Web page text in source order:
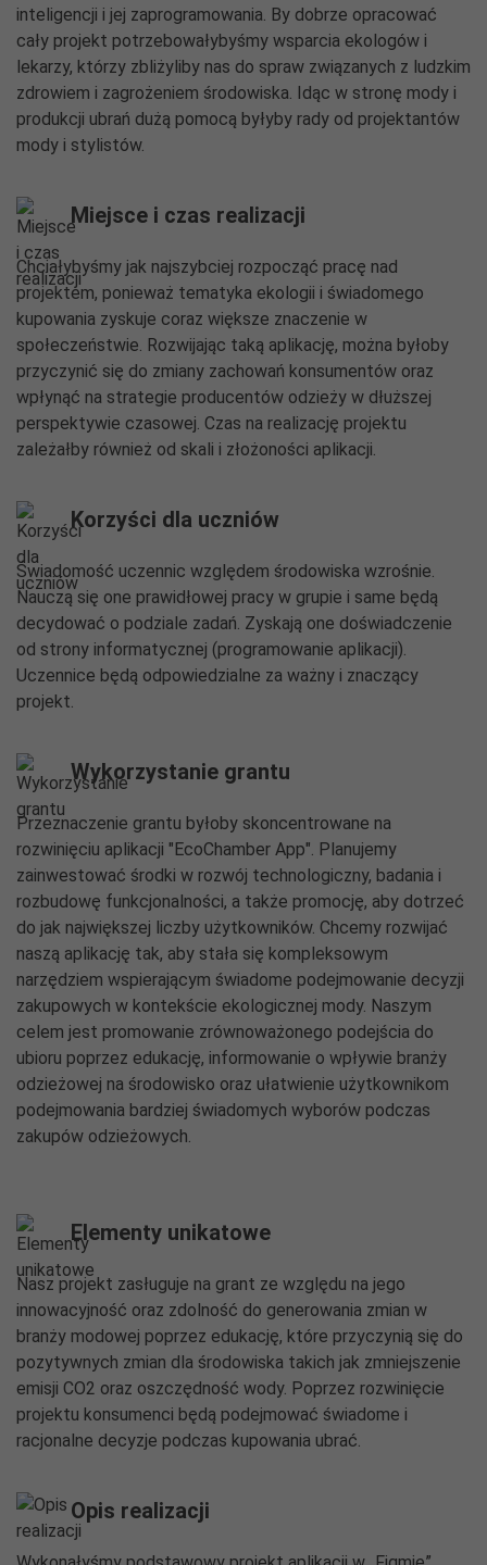
inteligencji i jej zaprogramowania. By dobrze opracować
cały projekt potrzebowałybyśmy wsparcia ekologów i
lekarzy, którzy zbliżyliby nas do spraw związanych z ludzkim
zdrowiem i zagrożeniem środowiska. Idąc w stronę mody i
produkcji ubrań dużą pomocą byłyby rady od projektantów
mody i stylistów.
Miejsce i czas realizacji
Chciałybyśmy jak najszybciej rozpocząć pracę nad
projektem, ponieważ tematyka ekologii i świadomego
kupowania zyskuje coraz większe znaczenie w
społeczeństwie. Rozwijając taką aplikację, można byłoby
przyczynić się do zmiany zachowań konsumentów oraz
wpłynąć na strategie producentów odzieży w dłuższej
perspektywie czasowej. Czas na realizację projektu
zależałby również od skali i złożoności aplikacji.
Korzyści dla uczniów
Świadomość uczennic względem środowiska wzrośnie.
Nauczą się one prawidłowej pracy w grupie i same będą
decydować o podziale zadań. Zyskają one doświadczenie
od strony informatycznej (programowanie aplikacji).
Uczennice będą odpowiedzialne za ważny i znaczący
projekt.
Wykorzystanie grantu
Przeznaczenie grantu byłoby skoncentrowane na
rozwinięciu aplikacji "EcoChamber App". Planujemy
zainwestować środki w rozwój technologiczny, badania i
rozbudowę funkcjonalności, a także promocję, aby dotrzeć
do jak największej liczby użytkowników. Chcemy rozwijać
naszą aplikację tak, aby stała się kompleksowym
narzędziem wspierającym świadome podejmowanie decyzji
zakupowych w kontekście ekologicznej mody. Naszym
celem jest promowanie zrównoważonego podejścia do
ubioru poprzez edukację, informowanie o wpływie branży
odzieżowej na środowisko oraz ułatwienie użytkownikom
podejmowania bardziej świadomych wyborów podczas
zakupów odzieżowych.
Elementy unikatowe
Nasz projekt zasługuje na grant ze względu na jego
innowacyjność oraz zdolność do generowania zmian w
branży modowej poprzez edukację, które przyczynią się do
pozytywnych zmian dla środowiska takich jak zmniejszenie
emisji CO2 oraz oszczędność wody. Poprzez rozwinięcie
projektu konsumenci będą podejmować świadome i
racjonalne decyzje podczas kupowania ubrać.
Opis realizacji